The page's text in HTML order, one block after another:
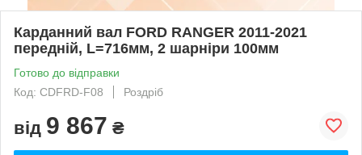
Карданний вал FORD RANGER 2011-2021
передній, L=716мм, 2 шарніри 100мм
Готово до відправки
Код: CDFRD-F08
Роздріб
від 9 867 ₴